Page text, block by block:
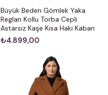
Büyük Beden Gömlek Yaka
Reglan Kollu Torba Cepli
Astarsız Kaşe Kısa Haki Kaban
₺4.899,00